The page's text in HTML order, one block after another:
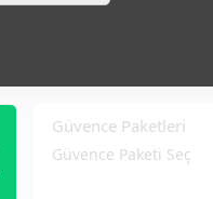
Güvence Paketleri
Güvence Paketi Seç